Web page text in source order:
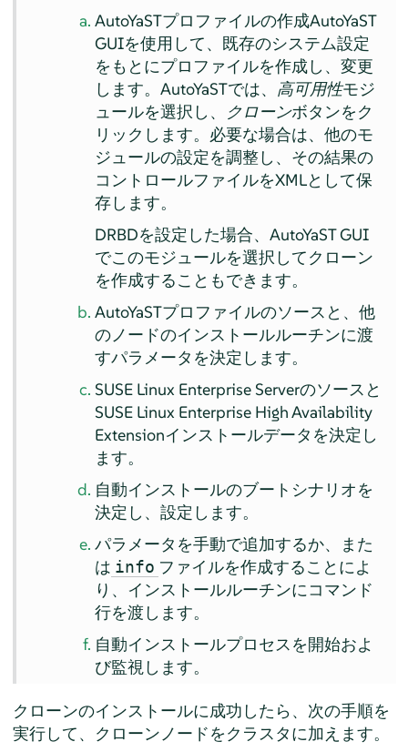
AutoYaSTプロファイルの作成AutoYaST
GUIを使用して、既存のシステム設定
をもとにプロファイルを作成し、変更
します。AutoYaSTでは、 高可用性モジ
ュールを選択し、
クローンボタンをク
リックします。必要な場合は、他のモ
ジュールの設定を調整し、その結果の
コントロールファイルをXMLとして保
存します。
DRBDを設定した場合、AutoYaST GUI
でこのモジュールを選択してクローン
を作成することもできます。
AutoYaSTプロファイルのソースと、他
のノードのインストールルーチンに渡
すパラメータを決定します。
SUSE Linux Enterprise Serverのソースと
SUSE Linux Enterprise High Availability
Extensionインストールデータを決定し
ます。
自動インストールのブートシナリオを
決定し、設定します。
パラメータを手動で追加するか、また
は info ファイルを作成することによ
り、インストールルーチンにコマンド
行を渡します。
自動インストールプロセスを開始およ
び監視します。
クローンのインストールに成功したら、次の手順を
実行して、クローンノードをクラスタに加えます。